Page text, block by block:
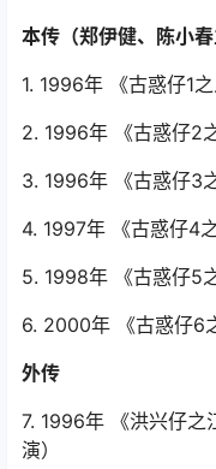
本传（郑伊健、陈小春
1. 1996年 《古惑仔1之
2. 1996年 《古惑仔2
3. 1996年 《古惑仔3
4. 1997年 《古惑仔4
5. 1998年 《古惑仔5
6. 2000年 《古惑仔6
外传
7. 1996年 《洪兴仔之
演）